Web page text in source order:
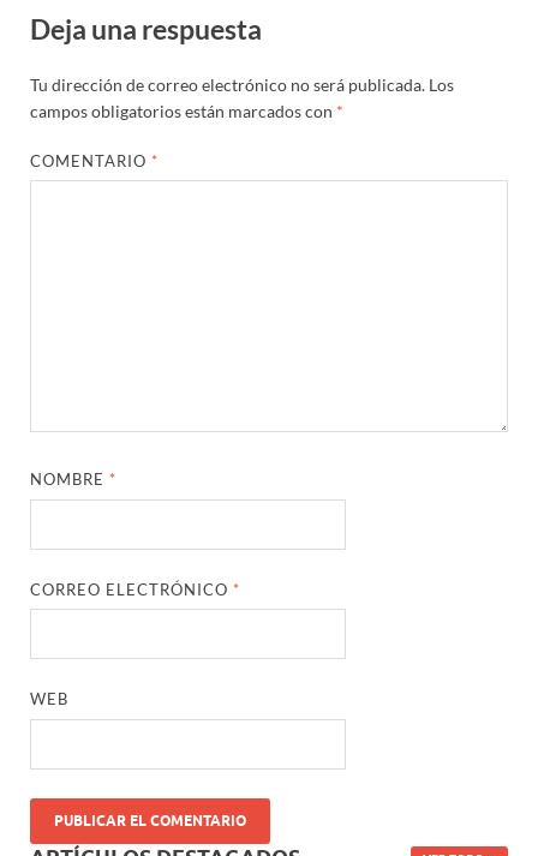
Deja una respuesta
Tu dirección de correo electrónico no será publicada. Los
campos obligatorios están marcados con *
COMENTARIO *
NOMBRE *
CORREO ELECTRÓNICO *
WEB